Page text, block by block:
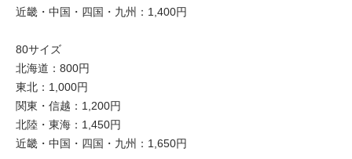
近畿・中国・四国・九州：1,400円
80サイズ
北海道：800円
東北：1,000円
関東・信越：1,200円
北陸・東海：1,450円
近畿・中国・四国・九州：1,650円